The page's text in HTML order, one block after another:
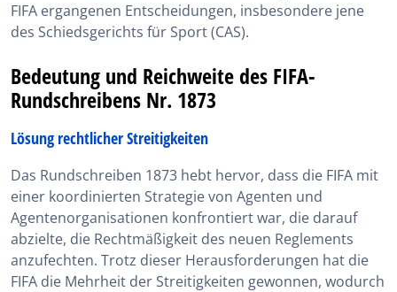
Das FIFA-Rundschreiben Nr. 1873 in Kürze
FIFA ergangenen Entscheidungen, insbesondere jene
des Schiedsgerichts für Sport (CAS).
Bedeutung und Reichweite des FIFA-
Rundschreibens Nr. 1873
Lösung rechtlicher Streitigkeiten
Das Rundschreiben 1873 hebt hervor, dass die FIFA mit
einer koordinierten Strategie von Agenten und
Agentenorganisationen konfrontiert war, die darauf
abzielte, die Rechtmäßigkeit des neuen Reglements
anzufechten. Trotz dieser Herausforderungen hat die
FIFA die Mehrheit der Streitigkeiten gewonnen, wodurch